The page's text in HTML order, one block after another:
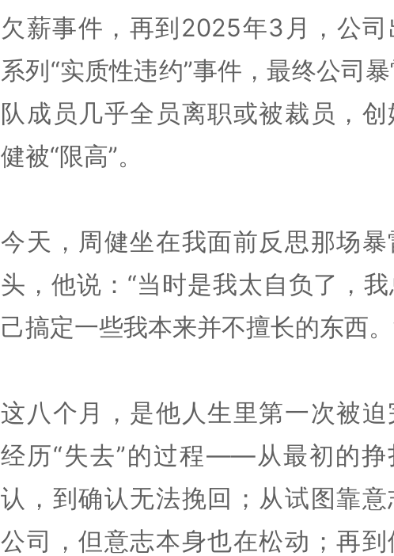
欠薪事件，再到2025年3月，公司
系列“实质性违约”事件，最终公司
队成员几乎全员离职或被裁员，创
健被“限高”。
今天，周健坐在我面前反思那场暴
头，他说：“当时是我太自负了，我
己搞定一些我本来并不擅长的东西。
这八个月，是他人生里第一次被迫
经历“失去”的过程——从最初的挣
认，到确认无法挽回；从试图靠意
公司，但意志本身也在松动；再到